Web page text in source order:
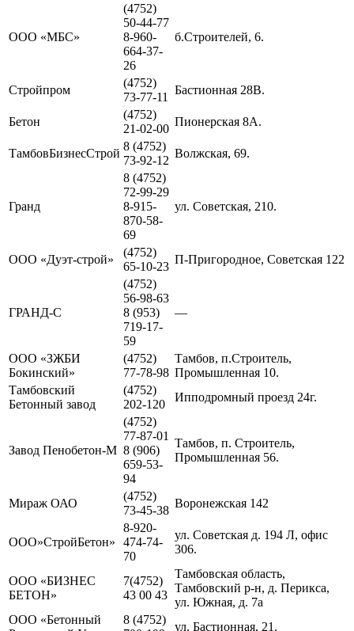
ООО «МБС»
(4752)
50-44-77
8-960-
664-37-
26
б.Строителей, 6.
Стройпром
(4752)
73-77-11
Бастионная 28В.
Бетон
(4752)
21-02-00
Пионерская 8А.
ТамбовБизнесСтрой
8 (4752)
73-92-12
Волжская, 69.
Гранд
8 (4752)
72-99-29
8-915-
870-58-
69
ул. Советская, 210.
ООО «Дуэт-строй»
(4752)
65-10-23
П-Пригородное, Советская 122
ГРАНД-С
(4752)
56-98-63
8 (953)
719-17-
59
—
ООО «ЗЖБИ
Бокинский»
(4752)
77-78-98
Тамбов, п.Строитель,
Промышленная 10.
Тамбовский
Бетонный завод
(4752)
202-120
Ипподромный проезд 24г.
Завод Пенобетон-М
(4752)
77-87-01
8 (906)
659-53-
94
Тамбов, п. Строитель,
Промышленная 56.
Мираж ОАО
(4752)
73-45-38
Воронежская 142
ООО»СтройБетон»
8-920-
474-74-
70
ул. Советская д. 194 Л, офис
306.
ООО «БИЗНЕС
БЕТОН»
7(4752)
43 00 43
Тамбовская область,
Тамбовский р-н, д. Перикса,
ул. Южная, д. 7а
ООО «Бетонный
8 (4752)
ул. Бастионная, 21.